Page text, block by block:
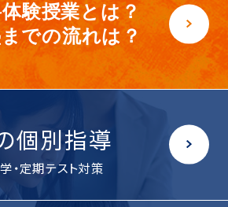
験授業とは？
での流れは？
個別指導
・定期テスト対策